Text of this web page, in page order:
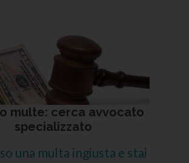
multe: cerca avvocato
specializzato
una multa ingiusta e stai